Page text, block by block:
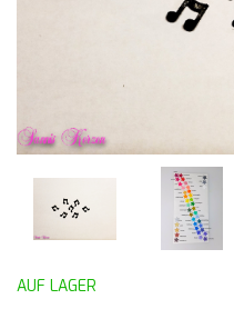
AUF LAGER